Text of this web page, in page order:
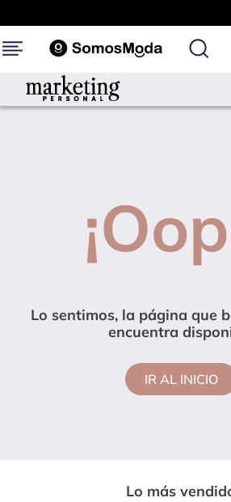
Lo sentimos, la página que
encuentra
IR AL INICIO
Lo más